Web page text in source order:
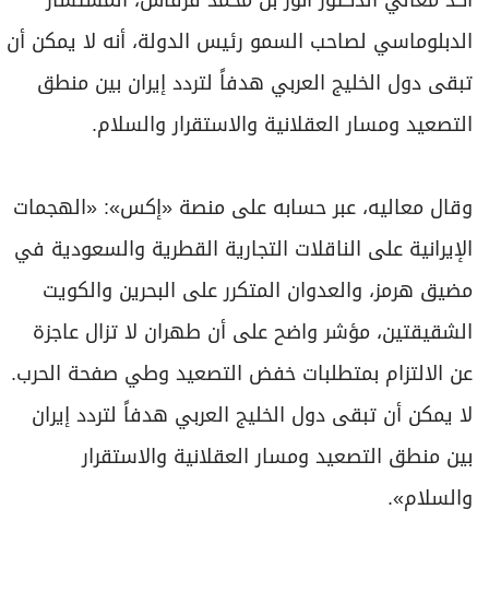
عدد اليوم
مواقيت الصلاة
الدبلوماسي لصاحب السمو رئيس الدولة، أنه لا يمكن أن
تبقى دول الخليج العربي هدفاً لتردد إيران بين منطق
التصعيد ومسار العقلانية والاستقرار والسلام.
وقال معاليه، عبر حسابه على منصة «إكس»: «الهجمات
الإيرانية على الناقلات التجارية القطرية والسعودية في
مضيق هرمز، والعدوان المتكرر على البحرين والكويت
الشقيقتين، مؤشر واضح على أن طهران لا تزال عاجزة
عن الالتزام بمتطلبات خفض التصعيد وطي صفحة الحرب.
لا يمكن أن تبقى دول الخليج العربي هدفاً لتردد إيران
بين منطق التصعيد ومسار العقلانية والاستقرار
والسلام».